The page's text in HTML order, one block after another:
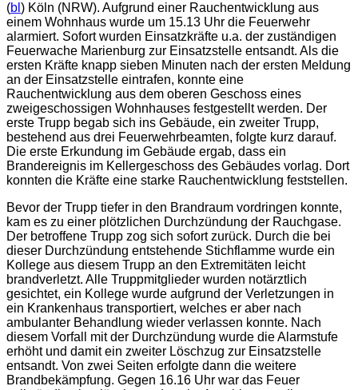
(bl ) Köln (NRW). Aufgrund einer Rauchentwicklung aus
einem Wohnhaus wurde um 15.13 Uhr die Feuerwehr
alarmiert. Sofort wurden Einsatzkräfte u.a. der zuständigen
Feuerwache Marienburg zur Einsatzstelle entsandt. Als die
ersten Kräfte knapp sieben Minuten nach der ersten Meldung
an der Einsatzstelle eintrafen, konnte eine
Rauchentwicklung aus dem oberen Geschoss eines
zweigeschossigen Wohnhauses festgestellt werden. Der
erste Trupp begab sich ins Gebäude, ein zweiter Trupp,
bestehend aus drei Feuerwehrbeamten, folgte kurz darauf.
Die erste Erkundung im Gebäude ergab, dass ein
Brandereignis im Kellergeschoss des Gebäudes vorlag. Dort
konnten die Kräfte eine starke Rauchentwicklung feststellen.
Bevor der Trupp tiefer in den Brandraum vordringen konnte,
kam es zu einer plötzlichen Durchzündung der Rauchgase.
Der betroffene Trupp zog sich sofort zurück. Durch die bei
dieser Durchzündung entstehende Stichflamme wurde ein
Kollege aus diesem Trupp an den Extremitäten leicht
brandverletzt. Alle Truppmitglieder wurden notärztlich
gesichtet, ein Kollege wurde aufgrund der Verletzungen in
ein Krankenhaus transportiert, welches er aber nach
ambulanter Behandlung wieder verlassen konnte. Nach
diesem Vorfall mit der Durchzündung wurde die Alarmstufe
erhöht und damit ein zweiter Löschzug zur Einsatzstelle
entsandt. Von zwei Seiten erfolgte dann die weitere
Brandbekämpfung. Gegen 16.16 Uhr war das Feuer